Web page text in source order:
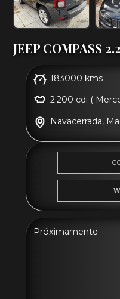
JEEP COMPASS
Próximamente
183000 kms
2.200 cdi (
Navacerrada,